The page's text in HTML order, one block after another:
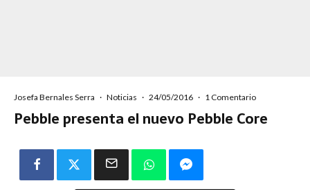
Josefa Bernales Serra · Noticias · 24/05/2016 · 1 Comentario
Pebble presenta el nuevo Pebble Core